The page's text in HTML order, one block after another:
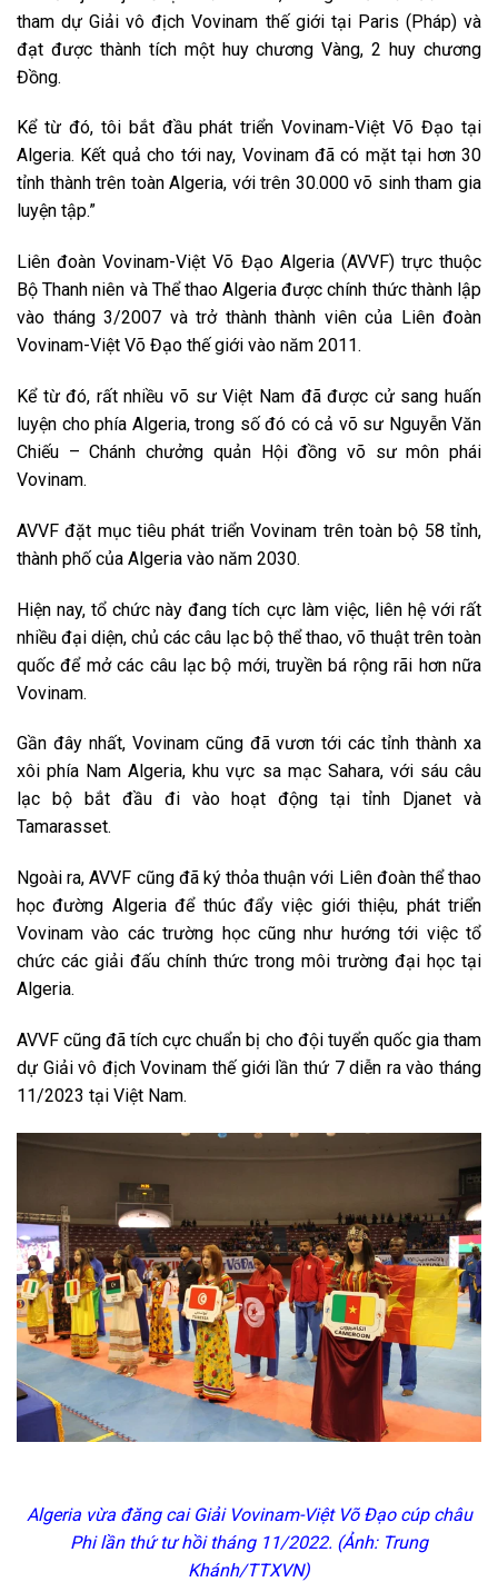
tham dự Giải vô địch Vovinam thế giới tại Paris (Pháp) và
đạt được thành tích một huy chương Vàng, 2 huy chương
Đồng.
Kể từ đó, tôi bắt đầu phát triển Vovinam-Việt Võ Đạo tại
Algeria. Kết quả cho tới nay, Vovinam đã có mặt tại hơn 30
tỉnh thành trên toàn Algeria, với trên 30.000 võ sinh tham gia
luyện tập.”
Liên đoàn Vovinam-Việt Võ Đạo Algeria (AVVF) trực thuộc
Bộ Thanh niên và Thể thao Algeria được chính thức thành lập
vào tháng 3/2007 và trở thành thành viên của Liên đoàn
Vovinam-Việt Võ Đạo thế giới vào năm 2011.
Kể từ đó, rất nhiều võ sư Việt Nam đã được cử sang huấn
luyện cho phía Algeria, trong số đó có cả võ sư Nguyễn Văn
Chiếu – Chánh chưởng quản Hội đồng võ sư môn phái
Vovinam.
AVVF đặt mục tiêu phát triển Vovinam trên toàn bộ 58 tỉnh,
thành phố của Algeria vào năm 2030.
Hiện nay, tổ chức này đang tích cực làm việc, liên hệ với rất
nhiều đại diện, chủ các câu lạc bộ thể thao, võ thuật trên toàn
quốc để mở các câu lạc bộ mới, truyền bá rộng rãi hơn nữa
Vovinam.
Gần đây nhất, Vovinam cũng đã vươn tới các tỉnh thành xa
xôi phía Nam Algeria, khu vực sa mạc Sahara, với sáu câu
lạc bộ bắt đầu đi vào hoạt động tại tỉnh Djanet và
Tamarasset.
Ngoài ra, AVVF cũng đã ký thỏa thuận với Liên đoàn thể thao
học đường Algeria để thúc đẩy việc giới thiệu, phát triển
Vovinam vào các trường học cũng như hướng tới việc tổ
chức các giải đấu chính thức trong môi trường đại học tại
Algeria.
AVVF cũng đã tích cực chuẩn bị cho đội tuyển quốc gia tham
dự Giải vô địch Vovinam thế giới lần thứ 7 diễn ra vào tháng
11/2023 tại Việt Nam.
Algeria vừa đăng cai Giải Vovinam-Việt Võ Đạo cúp châu
Phi lần thứ tư hồi tháng 11/2022. (Ảnh: Trung
Khánh/TTXVN)